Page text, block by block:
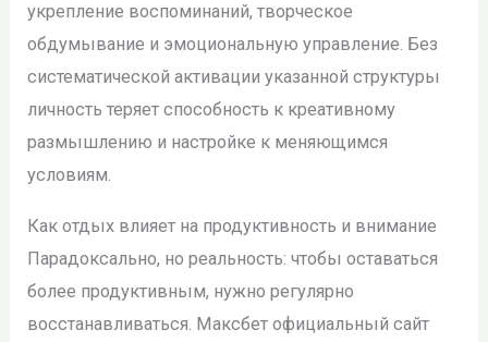
укрепление воспоминаний, творческое
обдумывание и эмоциональную управление. Без
систематической активации указанной структуры
личность теряет способность к креативному
размышлению и настройке к меняющимся
условиям.
Как отдых влияет на продуктивность и внимание
Парадоксально, но реальность: чтобы оставаться
более продуктивным, нужно регулярно
восстанавливаться. Максбет официальный сайт